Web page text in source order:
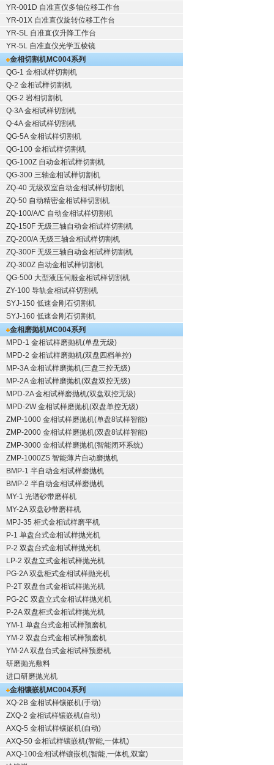
YR-001D 自准直仪多轴位移工作台
YR-01X 自准直仪旋转位移工作台
YR-SL 自准直仪升降工作台
YR-5L 自准直仪光学五棱镜
金相切割机MC004系列
QG-1 金相试样切割机
Q-2 金相试样切割机
QG-2 岩相切割机
Q-3A 金相试样切割机
Q-4A 金相试样切割机
QG-5A 金相试样切割机
QG-100 金相试样切割机
QG-100Z 自动金相试样切割机
QG-300 三轴金相试样切割机
ZQ-40 无级双室自动金相试样切割机
ZQ-50 自动精密金相试样切割机
ZQ-100/A/C 自动金相试样切割机
ZQ-150F 无级三轴自动金相试样切割机
ZQ-200/A 无级三轴金相试样切割机
ZQ-300F 无级三轴自动金相试样切割机
ZQ-300Z 自动金相试样切割机
QG-500 大型液压伺服金相试样切割机
ZY-100 导轨金相试样切割机
SYJ-150 低速金刚石切割机
SYJ-160 低速金刚石切割机
金相磨抛机MC004系列
MPD-1 金相试样磨抛机(单盘无级)
MPD-2 金相试样磨抛机(双盘四档单控)
MP-3A 金相试样磨抛机(三盘三控无级)
MP-2A 金相试样磨抛机(双盘双控无级)
MPD-2A 金相试样磨抛机(双盘双控无级)
MPD-2W 金相试样磨抛机(双盘单控无级)
ZMP-1000 金相试样磨抛机(单盘8试样智能)
ZMP-2000 金相试样磨抛机(双盘8试样智能)
ZMP-3000 金相试样磨抛机(智能闭环系统)
ZMP-1000ZS 智能薄片自动磨抛机
BMP-1 半自动金相试样磨抛机
BMP-2 半自动金相试样磨抛机
MY-1 光谱砂带磨样机
MY-2A 双盘砂带磨样机
MPJ-35 柜式金相试样磨平机
P-1 单盘台式金相试样抛光机
P-2 双盘台式金相试样抛光机
LP-2 双盘立式金相试样抛光机
PG-2A 双盘柜式金相试样抛光机
P-2T 双盘台式金相试样抛光机
PG-2C 双盘立式金相试样抛光机
P-2A 双盘柜式金相试样抛光机
YM-1 单盘台式金相试样预磨机
YM-2 双盘台式金相试样预磨机
YM-2A 双盘台式金相试样预磨机
研磨抛光敷料
进口研磨抛光机
金相镶嵌机MC004系列
XQ-2B 金相试样镶嵌机(手动)
ZXQ-2 金相试样镶嵌机(自动)
AXQ-5 金相试样镶嵌机(自动)
AXQ-50 金相试样镶嵌机(智能,一体机)
AXQ-100金相试样镶嵌机(智能,一体机,双室)